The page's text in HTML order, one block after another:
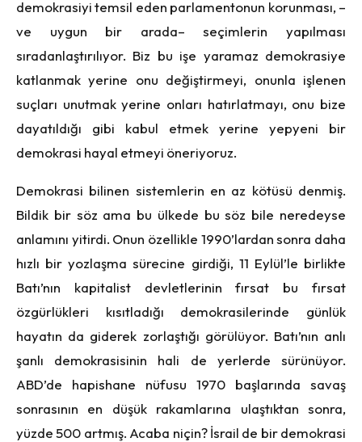
demokrasiyi temsil eden parlamentonun korunması, –
ve uygun bir arada– seçimlerin yapılması
sıradanlaştırılıyor. Biz bu işe yaramaz demokrasiye
katlanmak yerine onu değiştirmeyi, onunla işlenen
suçları unutmak yerine onları hatırlatmayı, onu bize
dayatıldığı gibi kabul etmek yerine yepyeni bir
demokrasi hayal etmeyi öneriyoruz.
Demokrasi bilinen sistemlerin en az kötüsü denmiş.
Bildik bir söz ama bu ülkede bu söz bile neredeyse
anlamını yitirdi. Onun özellikle 1990’lardan sonra daha
hızlı bir yozlaşma sürecine girdiği, 11 Eylül’le birlikte
Batı’nın kapitalist devletlerinin fırsat bu fırsat
özgürlükleri kısıtladığı demokrasilerinde günlük
hayatın da giderek zorlaştığı görülüyor. Batı’nın anlı
şanlı demokrasisinin hali de yerlerde sürünüyor.
ABD’de hapishane nüfusu 1970 başlarında savaş
sonrasının en düşük rakamlarına ulaştıktan sonra,
yüzde 500 artmış. Acaba niçin? İsrail de bir demokrasi